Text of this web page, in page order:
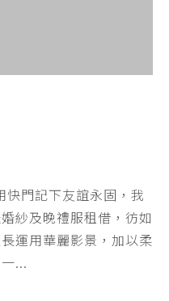
門記下友誼永固，我
紗及晚禮服租借，彷如
運用華麗影景，加以柔
...